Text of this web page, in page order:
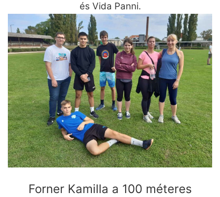
és Vida Panni.
Forner Kamilla a 100 méteres